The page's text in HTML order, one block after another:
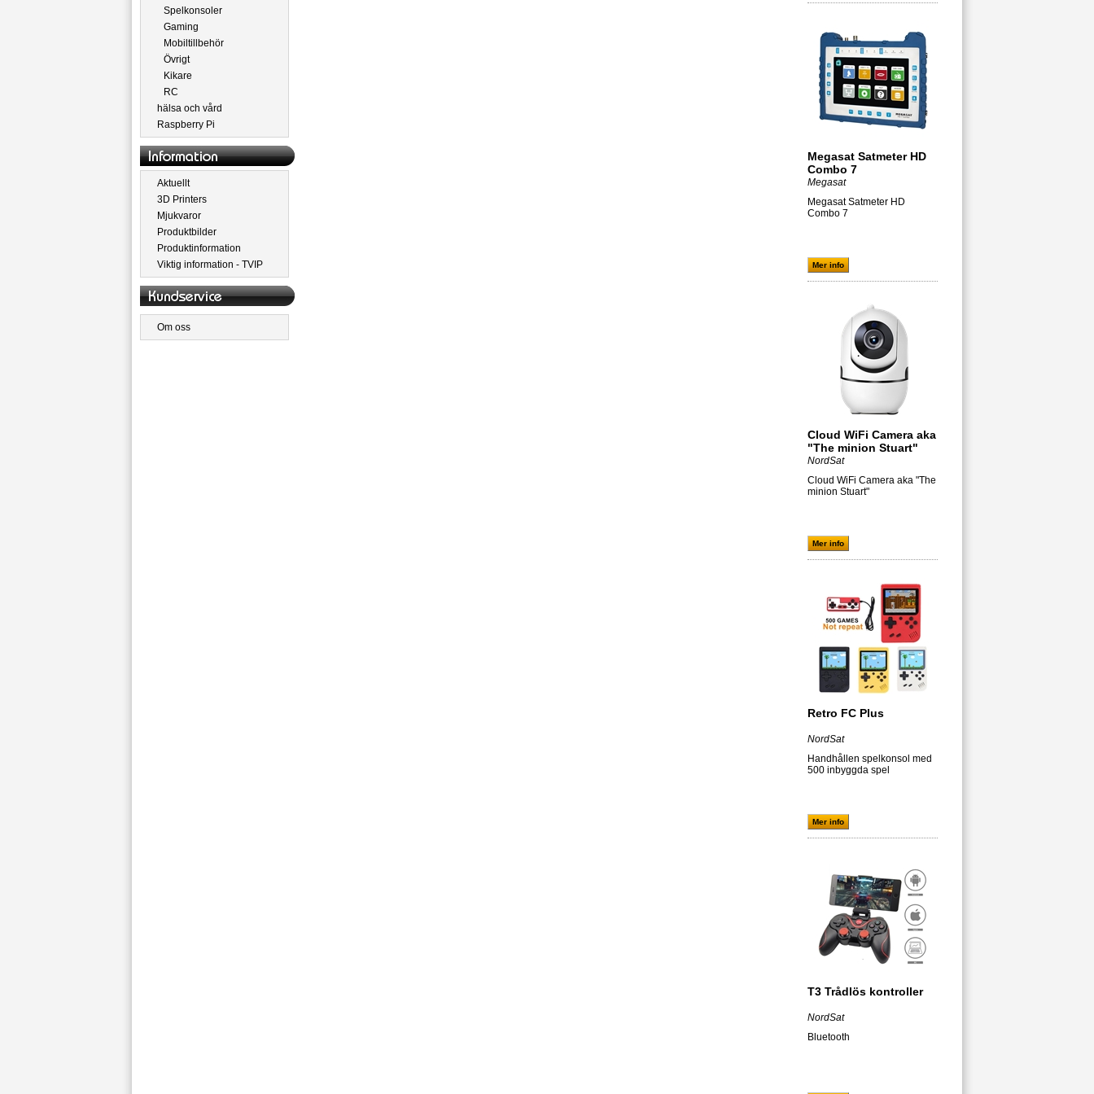
Spelkonsoler
Gaming
Mobiltillbehör
Övrigt
Kikare
RC
hälsa och vård
Raspberry Pi
Aktuellt
3D Printers
Mjukvaror
Produktbilder
Produktinformation
Viktig information - TVIP
Om oss
Megasat Satmeter HD
Combo 7
Megasat
Megasat Satmeter HD
Combo 7
Mer info
Cloud WiFi Camera aka
"The minion Stuart"
NordSat
Cloud WiFi Camera aka "The
minion Stuart"
Mer info
Retro FC Plus
NordSat
Handhållen spelkonsol med
500 inbyggda spel
Mer info
T3 Trådlös kontroller
NordSat
Bluetooth